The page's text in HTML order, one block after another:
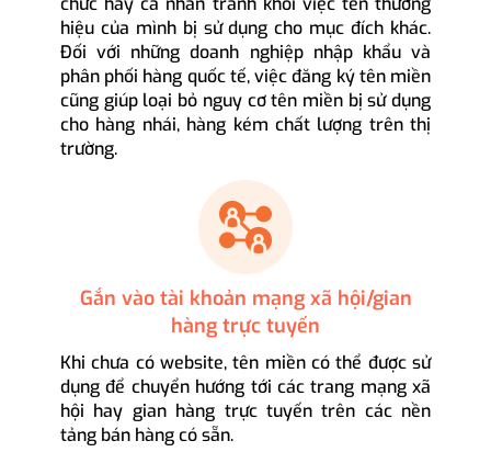
hiệu của mình bị sử dụng cho mục đích khác.
Đối với những doanh nghiệp nhập khẩu và
phân phối hàng quốc tế, việc đăng ký tên miền
cũng giúp loại bỏ nguy cơ tên miền bị sử dụng
cho hàng nhái, hàng kém chất lượng trên thị
trường.
Gắn vào tài khoản mạng xã hội/gian
hàng trực tuyến
Khi chưa có website, tên miền có thể được sử
dụng để chuyển hướng tới các trang mạng xã
hội hay gian hàng trực tuyến trên các nền
tảng bán hàng có sẵn.